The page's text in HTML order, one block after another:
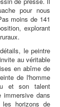
pour nous
moins de 141
explorant
le peintre
au véritable
en abîme de
de l'homme
et son talent
immersive dans
horizons de